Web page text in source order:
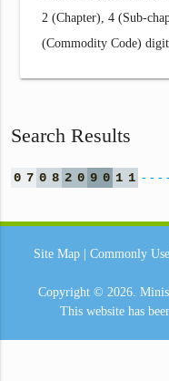
2 (Chapter), 4 (Sub-
(Commodity Code)
Search Results
0 7 0 8 2 0 9 0 1 1 - - -
Site Map Commonly
Copyright © 2026.
This website has